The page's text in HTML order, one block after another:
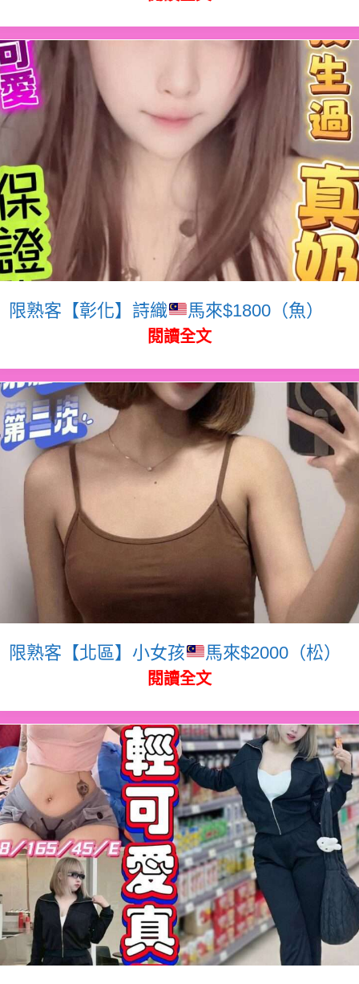
限熟客【彰化】詩織 馬來$1800（魚）
閱讀全文
限熟客【北區】小女孩 馬來$2000（松）
閱讀全文